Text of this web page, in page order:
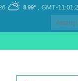
GMT-
8.99°